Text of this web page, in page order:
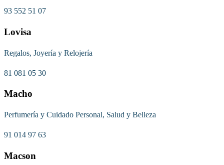
93 552 51 07
Lovisa
Regalos, Joyería y Relojería
81 081 05 30
Macho
Perfumería y Cuidado Personal, Salud y Belleza
91 014 97 63
Macson